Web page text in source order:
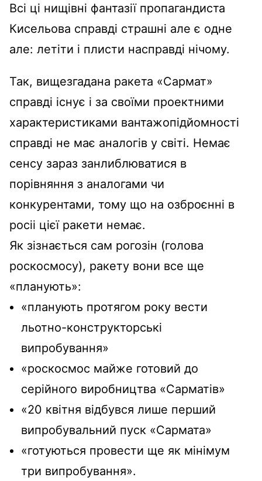
Всі ці нищівні фантазії пропагандиста
Кисельова справді страшні але є одне
але: летіти і плисти насправді нічому.
Так, вищезгадана ракета «Сармат»
справді існує і за своїми проектними
характеристиками вантажопідйомності
справді не має аналогів у світі. Немає
сенсу зараз занлиблюватися в
порівняння з аналогами чи
конкурентами, тому що на озброєнні в
росіі цієї ракети немає.
Як зізнається сам рогозін (голова
роскосмосу), ракету вони все ще
«планують»:
«планують протягом року вести
льотно-конструкторські
випробування»
«роскосмос майже готовий до
серійного виробництва «Сарматів»
«20 квітня відбувся лише перший
випробувальний пуск «Сармата»
«готуються провести ще як мінімум
три випробування».